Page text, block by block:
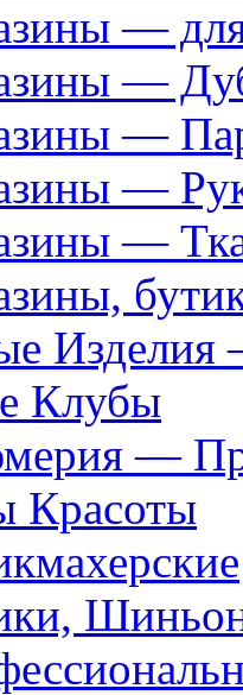
—
—
—
—
—
Изделия
Клубы
—
Красоты